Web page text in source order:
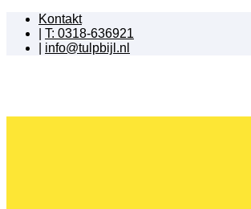
Kontakt
T: 0318-636921
info@tulpbijl.nl